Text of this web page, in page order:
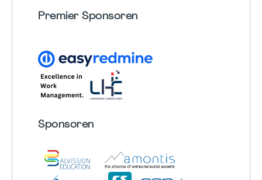
Premier Sponsoren
Sponsoren